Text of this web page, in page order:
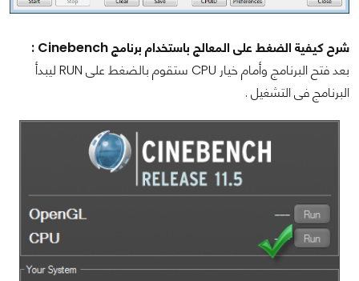
شرح كيفية الضغط على المعالج باستخدام برنامج Cinebench :
بعد فتح البرنامج وأمام خيار CPU ستقوم بالضغط على RUN ليبدأ
البرنامج فى التشغيل .